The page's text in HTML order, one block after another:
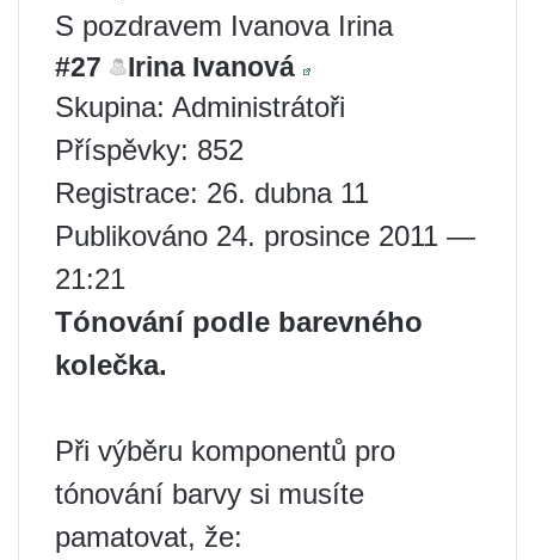
S pozdravem Ivanova Irina
#27 Irina Ivanová
Skupina: Administrátoři
Příspěvky: 852
Registrace: 26. dubna 11
Publikováno 24. prosince 2011 —
21:21
Tónování podle barevného
kolečka.
Při výběru komponentů pro
tónování barvy si musíte
pamatovat, že: